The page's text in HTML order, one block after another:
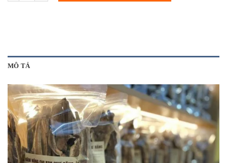
MÔ TẢ